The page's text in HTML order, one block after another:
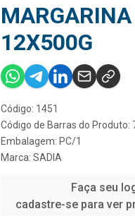
12X500G
Código: 1451
Código de Barras do Produto:
Embalagem: PC/1
Marca: SADIA
Faça seu
cadastre-se para ver